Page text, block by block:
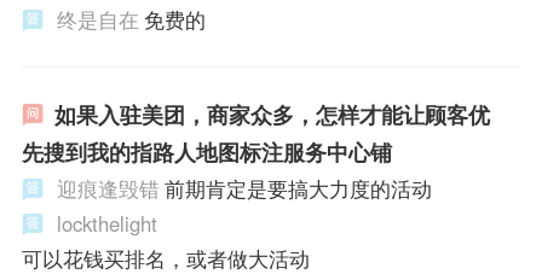
终是自在 免费的
如果入驻美团，商家众多，怎样才能让顾客优
先搜到我的指路人地图标注服务中心铺
迎痕逢毁错 前期肯定是要搞大力度的活动
lockthelight
可以花钱买排名，或者做大活动